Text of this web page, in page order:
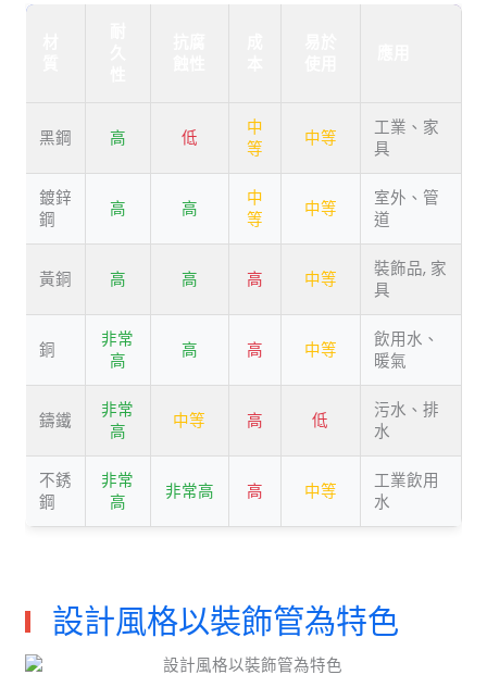
黑鋼 高 低
中
等
中等
工業、家
具
鍍鋅
鋼
高 高
中
等
中等
室外、管
道
黃銅 高 高 高 中等
裝飾品, 家
具
銅
非常
高
高 高 中等
飲用水、
暖氣
鑄鐵
非常
高
中等 高 低
污水、排
水
不銹
鋼
非常
高
非常高 高 中等
工業飲用
水
設計風格以裝飾管為特色